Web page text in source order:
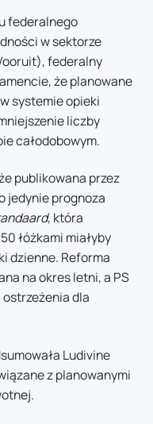
federalnego
w sektorze
federalny
że planowane
systemie opieki
liczby
całodobowym.
publikowana przez
jedynie prognoza
, która
łóżkami miałyby
dzienne. Reforma
na okres letni, a PS
dla
Ludivine
z planowanymi